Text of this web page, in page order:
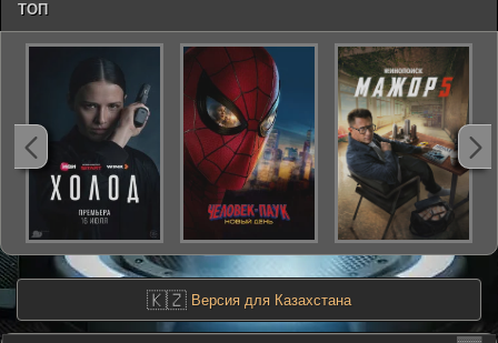
🇰🇿 Версия для Казахстана
ТОП